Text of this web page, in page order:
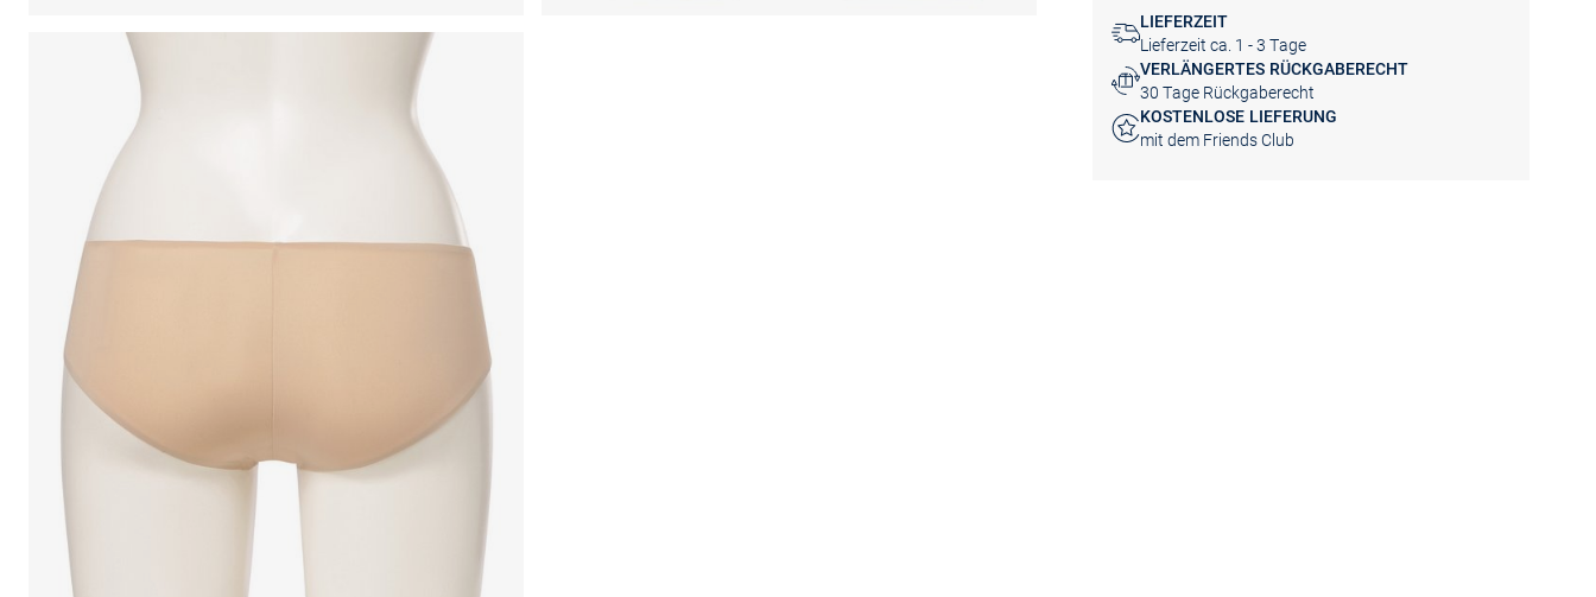
LIEFERZEIT
Lieferzeit ca. 1 - 3 Tage
VERLÄNGERTES RÜCKGABERECHT
30 Tage Rückgaberecht
KOSTENLOSE LIEFERUNG
mit dem Friends Club